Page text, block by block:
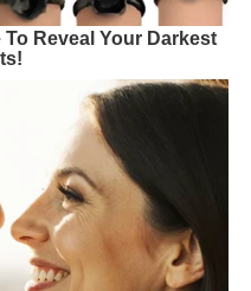
Reveal Your Darkest